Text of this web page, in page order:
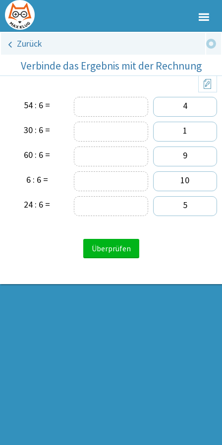
Zurück
Verbinde das Ergebnis mit der Rechnung
54 : 6 =
30 : 6 =
60 : 6 =
6 : 6 =
24 : 6 =
4
1
9
10
5